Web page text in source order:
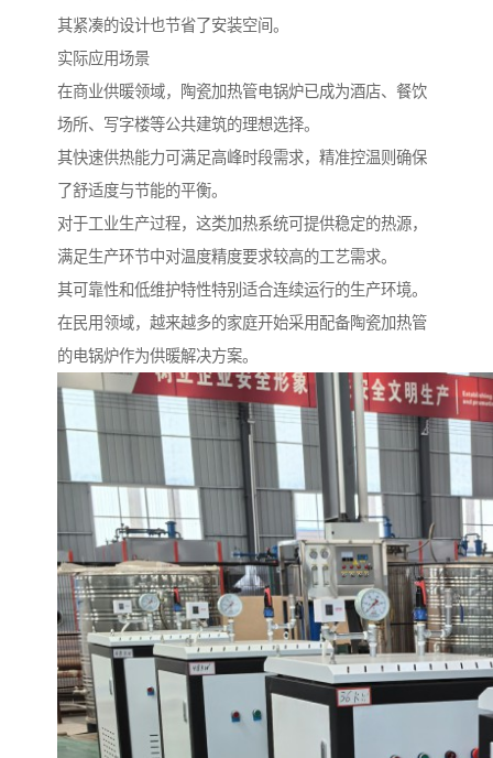
其紧凑的设计也节省了安装空间。
实际应用场景
在商业供暖领域，陶瓷加热管电锅炉已成为酒店、餐饮
场所、写字楼等公共建筑的理想选择。
其快速供热能力可满足高峰时段需求，精准控温则确保
了舒适度与节能的平衡。
对于工业生产过程，这类加热系统可提供稳定的热源，
满足生产环节中对温度精度要求较高的工艺需求。
其可靠性和低维护特性特别适合连续运行的生产环境。
在民用领域，越来越多的家庭开始采用配备陶瓷加热管
的电锅炉作为供暖解决方案。